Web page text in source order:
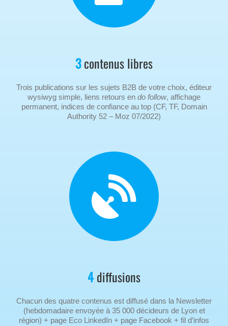
3contenus libres
Trois publications sur les sujets B2B de votre choix, éditeur
wysiwyg simple, liens retours en do follow, affichage
permanent, indices de confiance au top (CF, TF, Domain
Authority 52 – Moz 07/2022)
4diffusions
Chacun des quatre contenus est diffusé dans la Newsletter
(hebdomadaire envoyée à 35 000 décideurs de Lyon et
région) + page Eco LinkedIn + page Facebook + fil d’infos